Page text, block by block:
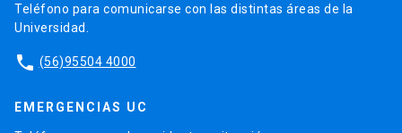
Teléfono para comunicarse con las distintas áreas de la
Universidad.
phone (56)95504 4000
EMERGENCIAS UC